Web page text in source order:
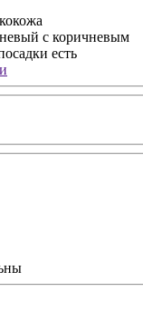
с коричневым
есть